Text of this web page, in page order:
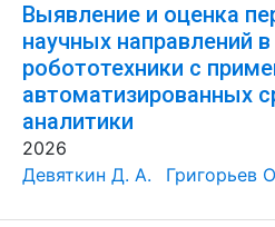
Выявление и оценка
научных направлений
робототехники с
автоматизированных
аналитики
2026
Девяткин Д. А.
Григорьев